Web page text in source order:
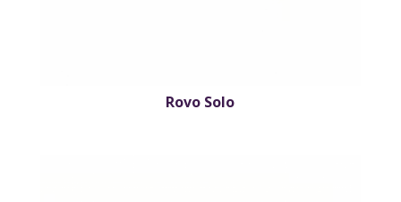
Rovo Solo